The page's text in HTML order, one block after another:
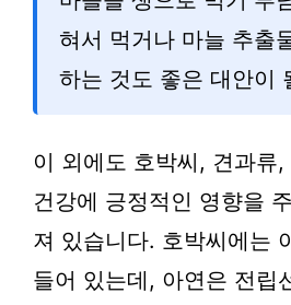
혀서 먹거나 마늘 추출
하는 것도 좋은 대안이
이 외에도 호박씨, 견과류
건강에 긍정적인 영향을
져 있습니다. 호박씨에는
들어 있는데, 아연은 전립